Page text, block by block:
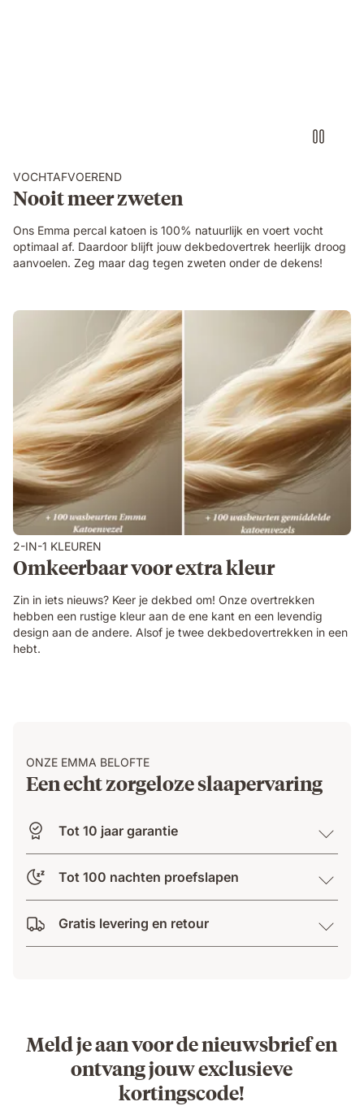
VOCHTAFVOEREND
Nooit meer zweten
Ons Emma percal katoen is 100% natuurlijk en voert vocht
optimaal af. Daardoor blijft jouw dekbedovertrek heerlijk droog
aanvoelen. Zeg maar dag tegen zweten onder de dekens!
2-IN-1 KLEUREN
Omkeerbaar voor extra kleur
Zin in iets nieuws? Keer je dekbed om! Onze overtrekken
hebben een rustige kleur aan de ene kant en een levendig
design aan de andere. Alsof je twee dekbedovertrekken in een
hebt.
ONZE EMMA BELOFTE
Een echt zorgeloze slaapervaring
Tot 10 jaar garantie
Tot 100 nachten proefslapen
Gratis levering en retour
Meld je aan voor de nieuwsbrief en
ontvang jouw exclusieve
kortingscode!